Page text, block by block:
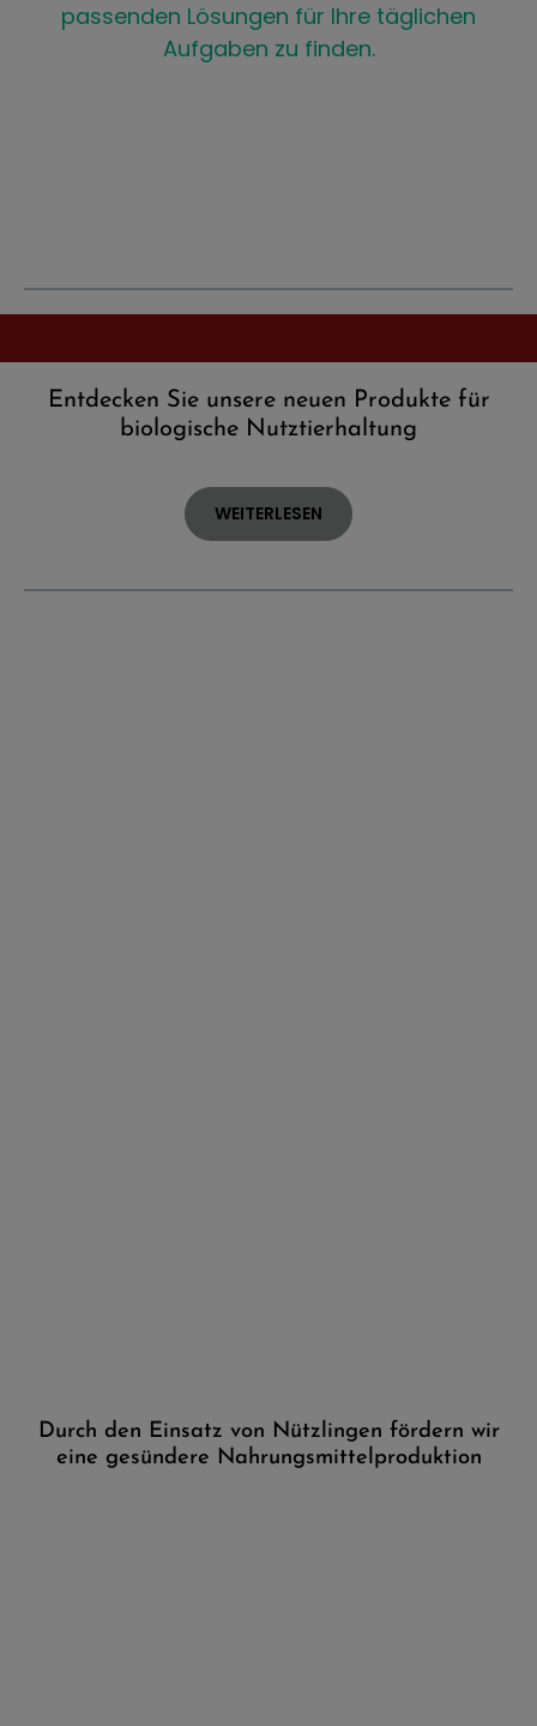
passenden Lösungen für Ihre täglichen
Aufgaben zu finden.
Entdecken Sie unsere neuen Produkte für
biologische Nutztierhaltung
WEITERLESEN
Durch den Einsatz von Nützlingen fördern wir
eine gesündere Nahrungsmittelproduktion